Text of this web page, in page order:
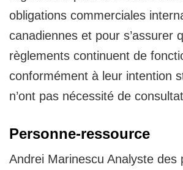
obligations commerciales
canadiennes et pour s’assurer
règlements continuent de
conformément à leur intention
n’ont pas nécessité de
Personne-ressource
Andrei Marinescu Analyste des